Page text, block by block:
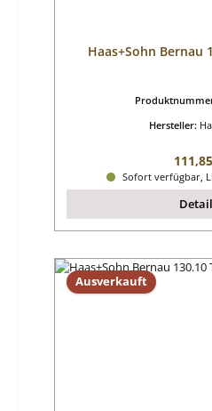
Haas+Sohn Bernau
Hersteller:
Sofort verfügbar,
Ausverkauft